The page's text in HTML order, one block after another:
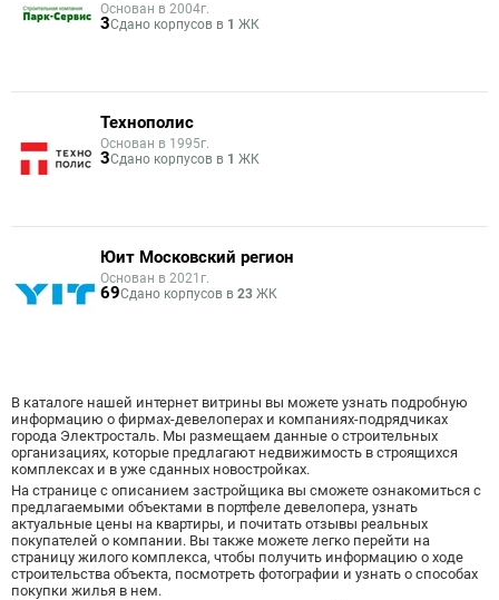
Основан в 2004г.
3Сдано корпусов в 1 ЖК
Технополис
Основан в 1995г.
3Сдано корпусов в 1 ЖК
Юит Московский регион
Основан в 2021г.
69Сдано корпусов в 23 ЖК
В каталоге нашей интернет витрины вы можете узнать подробную
информацию о фирмах-девелоперах и компаниях-подрядчиках
города Электросталь. Мы размещаем данные о строительных
организациях, которые предлагают недвижимость в строящихся
комплексах и в уже сданных новостройках.
На странице с описанием застройщика вы сможете ознакомиться с
предлагаемыми объектами в портфеле девелопера, узнать
актуальные цены на квартиры, и почитать отзывы реальных
покупателей о компании. Вы также можете легко перейти на
страницу жилого комплекса, чтобы получить информацию о ходе
строительства объекта, посмотреть фотографии и узнать о способах
покупки жилья в нем.